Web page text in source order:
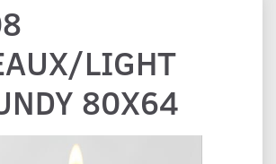
LIGHT
80X64